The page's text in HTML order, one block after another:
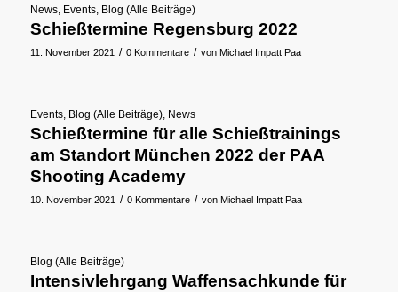
News, Events, Blog (Alle Beiträge)
Schießtermine Regensburg 2022
11. November 2021 / 0 Kommentare / von Michael Impatt Paa
Events, Blog (Alle Beiträge), News
Schießtermine für alle Schießtrainings
am Standort München 2022 der PAA
Shooting Academy
10. November 2021 / 0 Kommentare / von Michael Impatt Paa
Blog (Alle Beiträge)
Intensivlehrgang Waffensachkunde für